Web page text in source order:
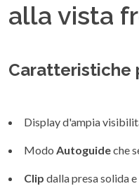
alla vista
Caratteristiche
Display d'ampia
Modo Autoguideche
Clip dalla presa solida